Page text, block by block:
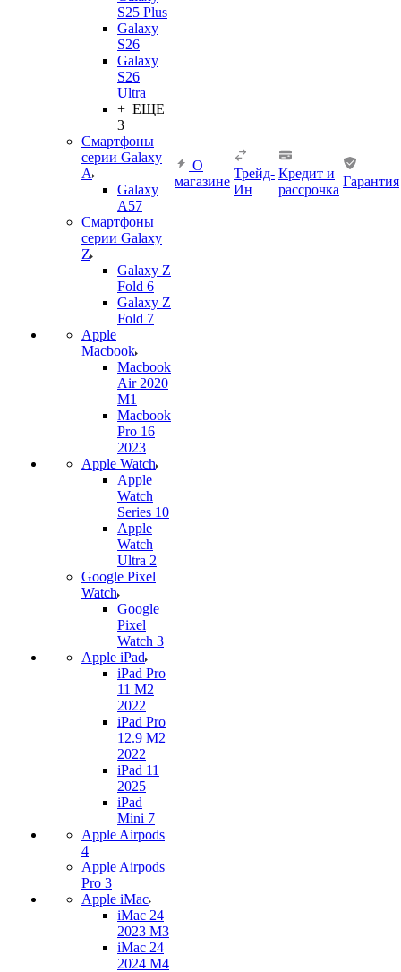
S25 Plus
Galaxy
S26
Galaxy
S26
Ultra
+ ЕЩЕ
3
Смартфоны
серии Galaxy
A
Galaxy
A57
Смартфоны
серии Galaxy
Z
Galaxy Z
Fold 6
Galaxy Z
Fold 7
Apple
Macbook
Macbook
Air 2020
M1
Macbook
Pro 16
2023
Apple Watch
Apple
Watch
Series 10
Apple
Watch
Ultra 2
Google Pixel
Watch
Google
Pixel
Watch 3
Apple iPad
iPad Pro
11 M2
2022
iPad Pro
12.9 M2
2022
iPad 11
2025
iPad
Mini 7
Apple Airpods
4
Apple Airpods
Pro 3
Apple iMac
iMac 24
2023 M3
iMac 24
2024 M4
О
магазине
Трейд-
Ин
Кредит и
рассрочка
Гарантия